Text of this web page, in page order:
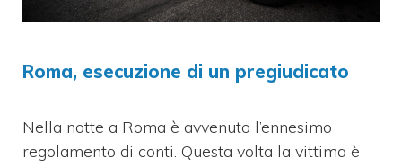
Roma, esecuzione di un pregiudicato
Nella notte a Roma è avvenuto l’ennesimo
regolamento di conti. Questa volta la vittima è